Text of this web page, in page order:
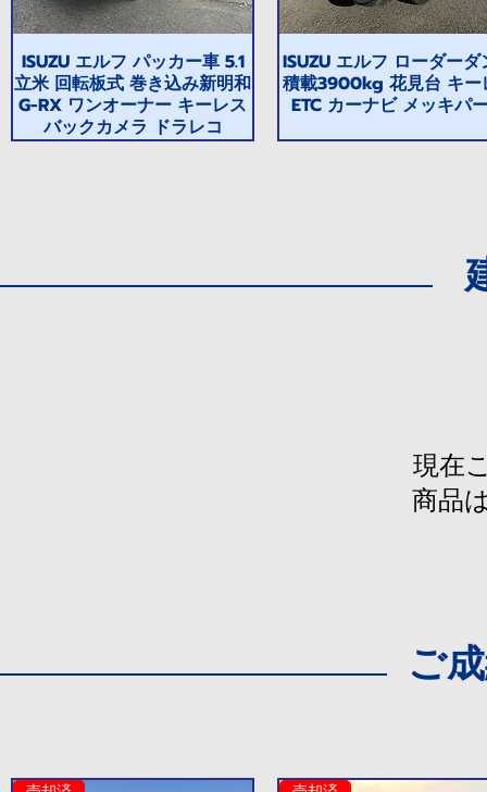
ISUZU エルフ パッカー車 5.1
立米 回転板式 巻き込み新明和
G-RX ワンオーナー キーレス
バックカメラ ドラレコ
ISUZU エルフ ローダーダ
積載3900kg 花見台 キー
ETC カーナビ メッキパ
現在
商品
ご